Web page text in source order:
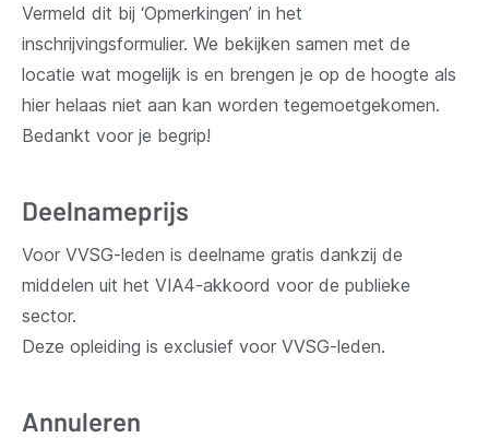
Vermeld dit bij ‘Opmerkingen’ in het
inschrijvingsformulier. We bekijken samen met de
locatie wat mogelijk is en brengen je op de hoogte als
hier helaas niet aan kan worden tegemoetgekomen.
Bedankt voor je begrip!
Deelnameprijs
Voor VVSG-leden is deelname gratis dankzij de
middelen uit het VIA4-akkoord voor de publieke
sector.
Deze opleiding is exclusief voor VVSG-leden.
Annuleren